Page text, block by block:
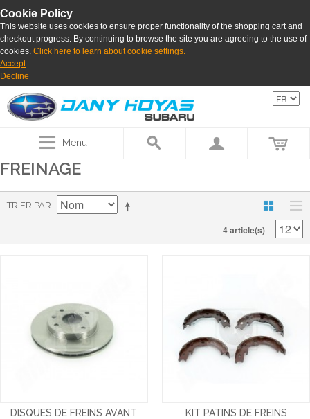
Cookie Policy
This website uses cookies to ensure proper functionality of the shopping cart and
checkout progress. By continuing to browse the site you are agreeing to the use of
cookies. Click here to learn about cookie settings.
Accept
Decline
Menu
FREINAGE
TRIER PAR
4 article(s)
DISQUES DE FREINS AVANT
KIT PATINS DE FREINS